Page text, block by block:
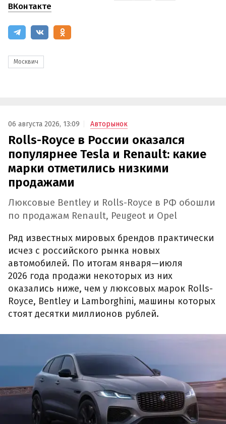
ВКонтакте
Москвич
06 августа 2026, 13:09 Авторынок
Rolls-Royce в России оказался
популярнее Tesla и Renault: какие
марки отметились низкими
продажами
Люксовые Bentley и Rolls-Royce в РФ обошли
по продажам Renault, Peugeot и Opel
Ряд известных мировых брендов практически
исчез с российского рынка новых
автомобилей. По итогам января—июля
2026 года продажи некоторых из них
оказались ниже, чем у люксовых марок Rolls-
Royce, Bentley и Lamborghini, машины которых
стоят десятки миллионов рублей.